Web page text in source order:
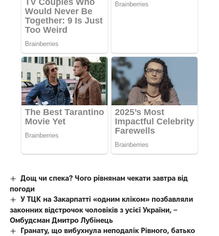
Дощ чи спека? Чого рівнянам чекати завтра від
погоди
У ТЦК на Закарпатті «одним кліком» позбавляли
законних відстрочок чоловіків з усієї України, –
Омбудсман Дмитро Лубінець
Гранату, що вибухнула неподалік Рівного, батько